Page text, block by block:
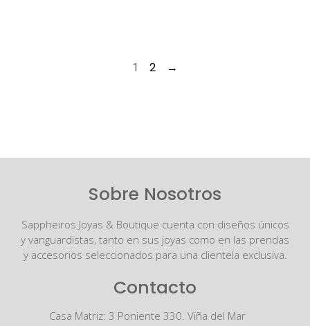
1 2 →
Sobre Nosotros
Sappheiros Joyas & Boutique cuenta con diseños únicos
y vanguardistas, tanto en sus joyas como en las prendas
y accesorios seleccionados para una clientela exclusiva.
Contacto
Casa Matriz: 3 Poniente 330. Viña del Mar